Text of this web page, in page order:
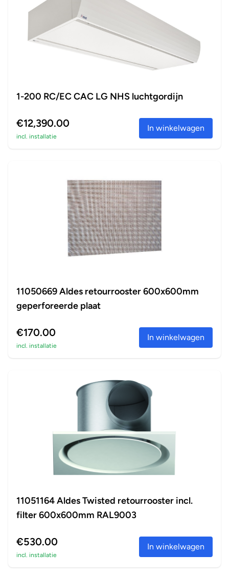
1-200 RC/EC CAC LG NHS luchtgordijn
€12,390.00
incl. installatie
In winkelwagen
11050669 Aldes retourrooster 600x600mm
geperforeerde plaat
€170.00
incl. installatie
In winkelwagen
11051164 Aldes Twisted retourrooster incl.
filter 600x600mm RAL9003
€530.00
incl. installatie
In winkelwagen